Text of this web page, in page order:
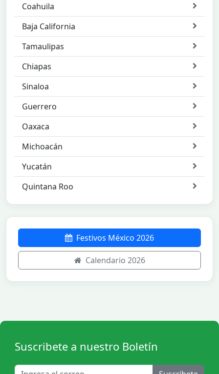
Coahuila
Baja California
Tamaulipas
Chiapas
Sinaloa
Guerrero
Oaxaca
Michoacán
Yucatán
Quintana Roo
Festivos México 2026
Calendario 2026
Suscribete a nuestro Boletín